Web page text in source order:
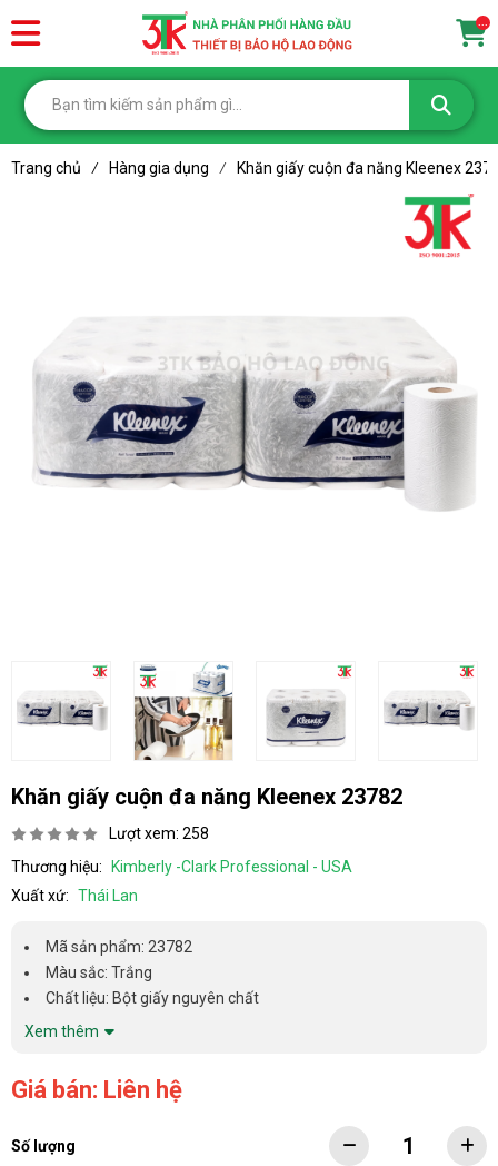
...
Trang chủ / Hàng gia dụng / Khăn giấy cuộn đa năng Kleenex
Khăn giấy cuộn đa năng Kleenex 23782
Lượt xem: 258
Thương hiệu:
Kimberly -Clark Professional - USA
Xuất xứ: Thái Lan
Mã sản phẩm: 23782
Màu sắc: Trắng
Chất liệu: Bột giấy nguyên chất
Xem thêm
Giá bán: Liên hệ
Số lượng